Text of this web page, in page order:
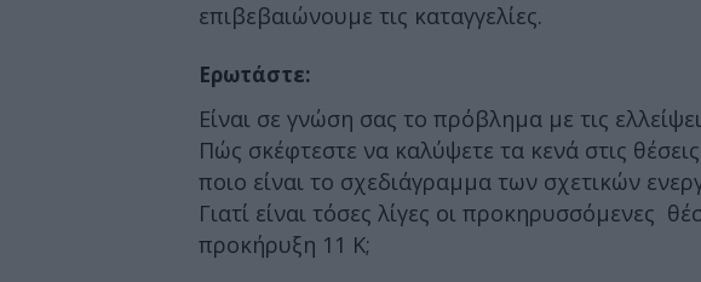
επιβεβαιώνουμε τις καταγγελίες.
Ερωτάστε:
Είναι σε γνώση σας το πρόβλημα με τις
Πώς σκέφτεστε να καλύψετε τα κενά στις
ποιο είναι το σχεδιάγραμμα των σχετικών
Γιατί είναι τόσες λίγες οι προκηρυσσόμενες
προκήρυξη 11 Κ;